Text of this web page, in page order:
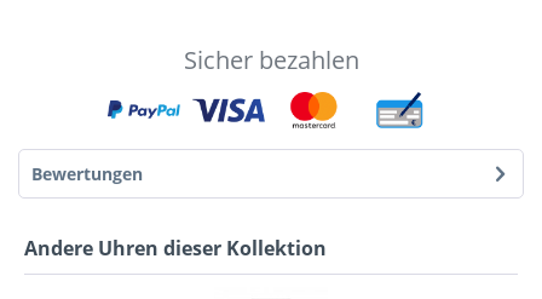
Sicher bezahlen
Bewertungen
Andere Uhren dieser Kollektion